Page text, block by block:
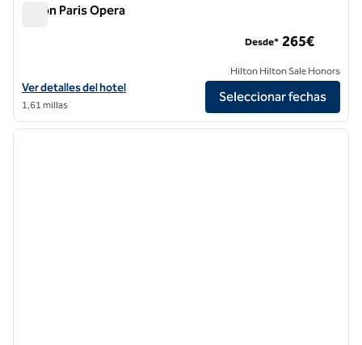
Hilton Paris Opera
Ver detalles del hotel Hilton Paris Opera
Ver detalles del hotel
1,61 millas
Desde* 265€
Hilton Hilton Sale Honors
Seleccionar fechas
1/12
1 de 12